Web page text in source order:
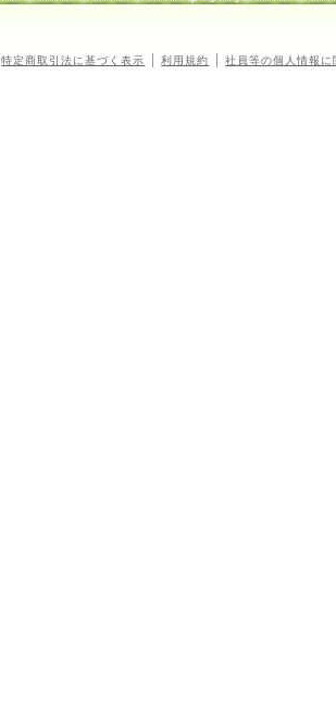
特定商取引法に基づく表示 利用規約 社員等の個人情報